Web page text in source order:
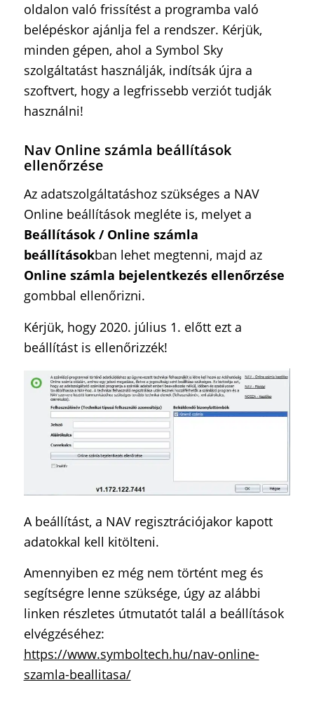
oldalon való frissítést a programba való
belépéskor ajánlja fel a rendszer. Kérjük,
minden gépen, ahol a Symbol Sky
szolgáltatást használják, indítsák újra a
szoftvert, hogy a legfrissebb verziót tudják
használni!
Nav Online számla beállítások
ellenőrzése
Az adatszolgáltatáshoz szükséges a NAV
Online beállítások megléte is, melyet a
Beállítások / Online számla
beállításokban lehet megtenni, majd az
Online számla bejelentkezés ellenőrzése
gombbal ellenőrizni.
Kérjük, hogy 2020. július 1. előtt ezt a
beállítást is ellenőrizzék!
A beállítást, a NAV regisztrációjakor kapott
adatokkal kell kitölteni.
Amennyiben ez még nem történt meg és
segítségre lenne szüksége, úgy az alábbi
linken részletes útmutatót talál a beállítások
elvégzéséhez:
https://www.symboltech.hu/nav-online-
szamla-beallitasa/